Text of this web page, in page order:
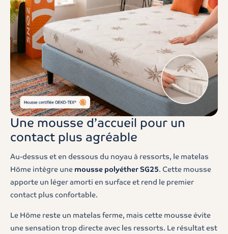
Une mousse d’accueil pour un
contact plus agréable
Au-dessus et en dessous du noyau à ressorts, le matelas
Höme intègre une mousse polyéther SG25. Cette mousse
apporte un léger amorti en surface et rend le premier
contact plus confortable.
Le Höme reste un matelas ferme, mais cette mousse évite
une sensation trop directe avec les ressorts. Le résultat est